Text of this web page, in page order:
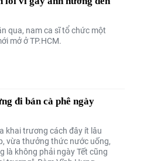
qua, nam ca sĩ tổ chức một
mở ở TP.HCM.
đi bán cà phê ngày
khai trương cách đây ít lâu
vừa thưởng thức nước uống,
là không phải ngày Tết cũng